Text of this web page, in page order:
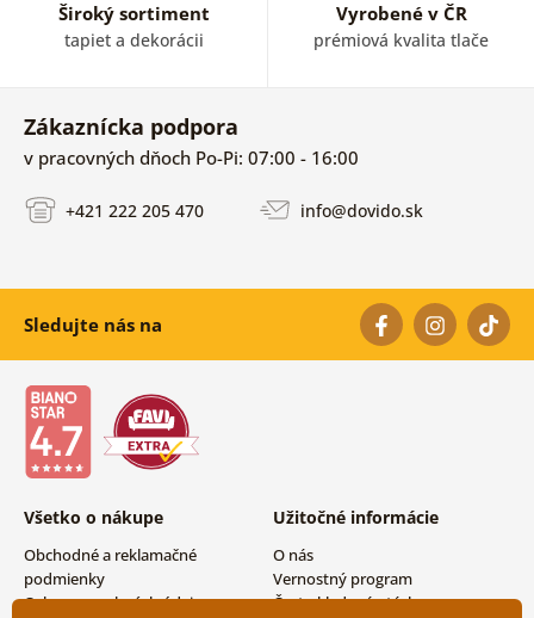
Široký sortiment
tapiet a dekorácii
Vyrobené v ČR
prémiová kvalita tlače
Zákaznícka podpora
v pracovných dňoch Po-Pi: 07:00 - 16:00
+421 222 205 470 info@dovido.sk
Sledujte nás na
Všetko o nákupe
Obchodné a reklamačné
podmienky
Ochrana osobných údajov
Užitočné informácie
O nás
Vernostný program
Často kladené otázky